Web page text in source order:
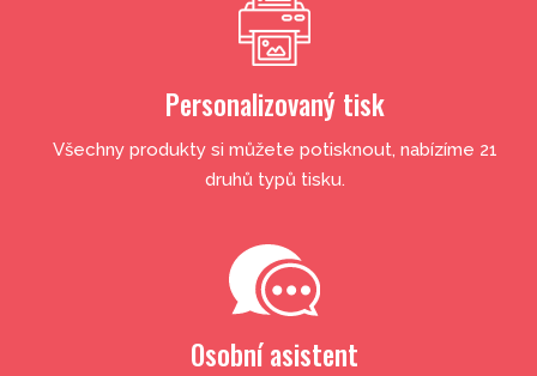
Personalizovaný tisk
Všechny produkty si můžete potisknout, nabízíme 21
druhů typů tisku.
Osobní asistent